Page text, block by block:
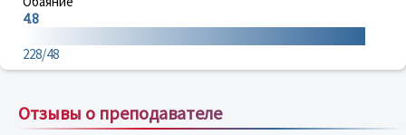
4.8
228/48
Отзывы о преподавателе